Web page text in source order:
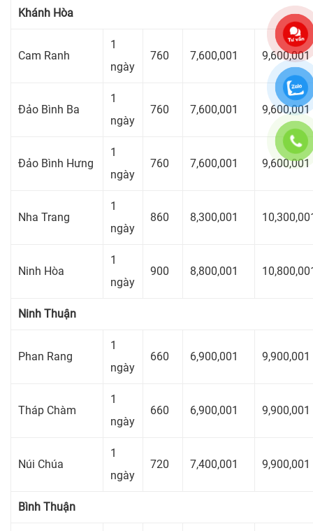
Khánh Hòa
Cam Ranh
1
ngày
760 7,600,001 9,600,001
Đảo Bình Ba
1
ngày
760 7,600,001 9,600,001
Đảo Bình Hưng
1
ngày
760 7,600,001 9,600,001
Nha Trang
1
ngày
860 8,300,001
Ninh Hòa
1
ngày
900 8,800,001
Ninh Thuận
Phan Rang
1
ngày
660 6,900,001 9,900,001
Tháp Chàm
1
ngày
660 6,900,001 9,900,001
Núi Chúa
1
ngày
720 7,400,001 9,900,001
Bình Thuận